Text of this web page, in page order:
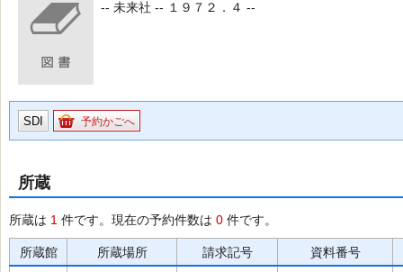
-- 未来社 -- １９７２．４ --
SDI 予約かごへ
所蔵
所蔵は 1 件です。現在の予約件数は 0 件です。
所蔵館 所蔵場所 請求記号 資料番号